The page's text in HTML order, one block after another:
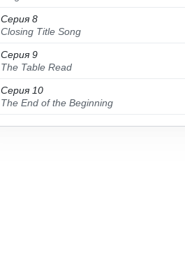
Серия 8
Closing Title Song
Серия 9
The Table Read
Серия 10
The End of the Beginning